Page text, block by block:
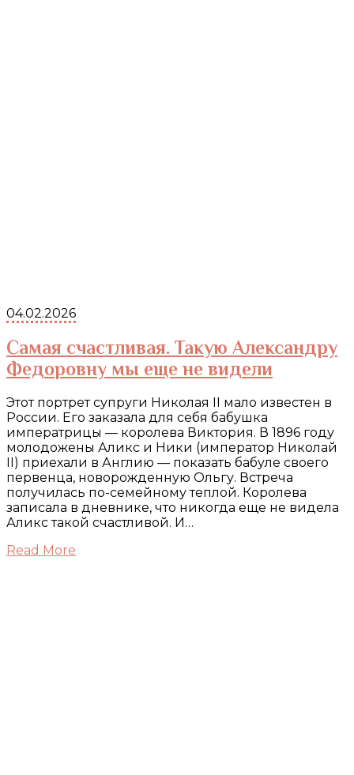
04.02.2026
Самая счастливая. Такую Александру
Федоровну мы еще не видели
Этот портрет супруги Николая II мало известен в
России. Его заказала для себя бабушка
императрицы — королева Виктория. В 1896 году
молодожены Аликс и Ники (император Николай
II) приехали в Англию — показать бабуле своего
первенца, новорожденную Ольгу. Встреча
получилась по-семейному теплой. Королева
записала в дневнике, что никогда еще не видела
Аликс такой счастливой. И…
Read More